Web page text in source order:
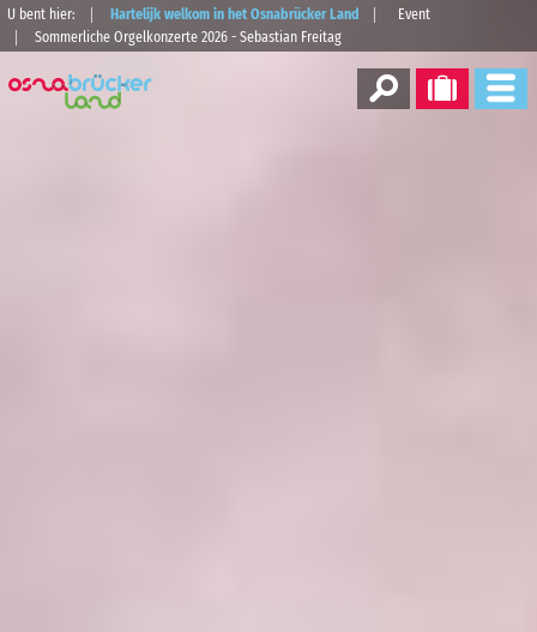
U bent hier: Hartelijk welkom in het Osnabrücker Land
Event
Sommerliche Orgelkonzerte 2026 - Sebastian Freitag